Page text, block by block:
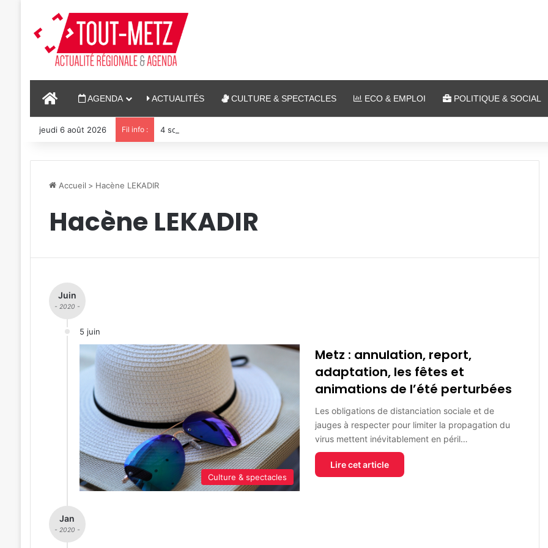
ACCUEILAGENDA ACTUALITÉS CULTURE & SPECTACLES ECO & EMPLOI POLITIQUE & SOCIAL
jeudi 6 août 2026 Fil info : 4 soirées concerts prévues à Ars-sur-Moselle du 7 au 28 août 2026
Accueil > Hacène LEKADIR
Hacène LEKADIR
Juin
- 2020 -
5 juin
Culture & spectacles
Metz : annulation, report,
adaptation, les fêtes et
animations de l’été perturbées
Les obligations de distanciation sociale et de
jauges à respecter pour limiter la propagation du
virus mettent inévitablement en péril…
Lire cet article
Jan
- 2020 -